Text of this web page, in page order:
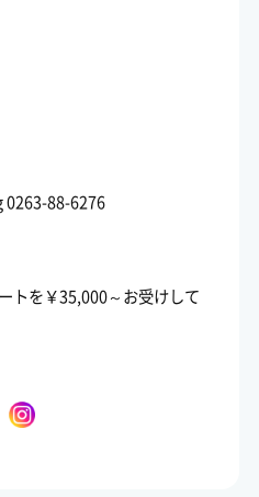
0263-88-6276
トを￥35,000～お受けして